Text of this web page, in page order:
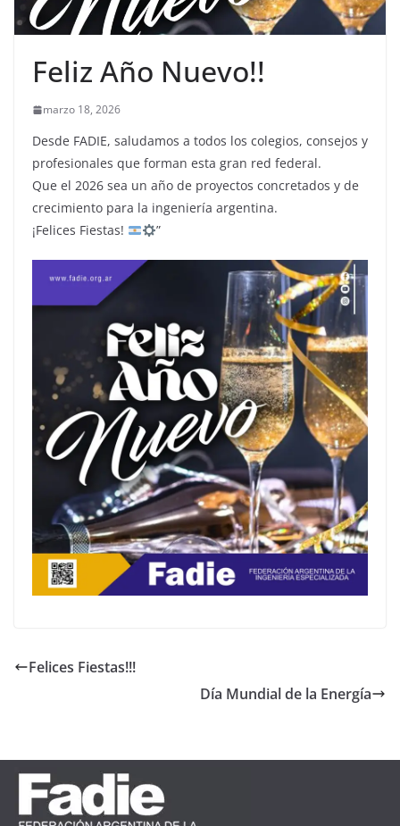
Feliz Año Nuevo!!
marzo 18, 2026
Desde FADIE, saludamos a todos los colegios, consejos y
profesionales que forman esta gran red federal.
Que el 2026 sea un año de proyectos concretados y de
crecimiento para la ingeniería argentina.
¡Felices Fiestas!
”
Felices Fiestas!!!
Día Mundial de la Energía